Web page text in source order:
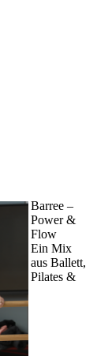
Barree –
Power &
Flow
Ein Mix
aus Ballett,
Pilates &